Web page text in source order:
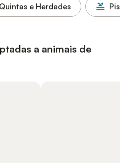
Quintas e Herdades
a animais de